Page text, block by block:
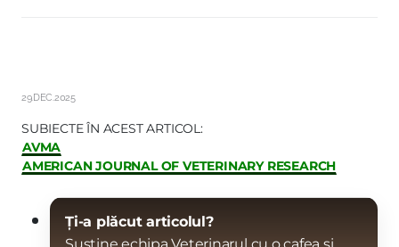
29.DEC.2025
SUBIECTE ÎN ACEST ARTICOL:
AVMA
AMERICAN JOURNAL OF VETERINARY RESEARCH
Ți-a plăcut articolul?